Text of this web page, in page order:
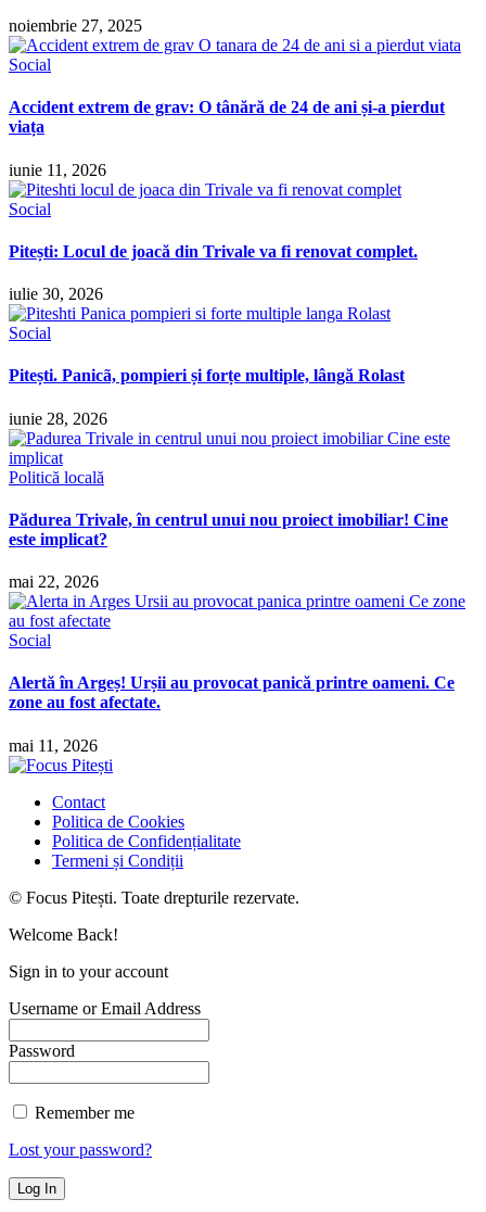
noiembrie 27, 2025
Social
Accident extrem de grav: O tânără de 24 de ani și-a pierdut
viața
iunie 11, 2026
Social
Pitești: Locul de joacă din Trivale va fi renovat complet.
iulie 30, 2026
Social
Pitești. Panicã, pompieri și forțe multiple, lângă Rolast
iunie 28, 2026
Politică locală
Pădurea Trivale, în centrul unui nou proiect imobiliar! Cine
este implicat?
mai 22, 2026
Social
Alertă în Argeș! Urșii au provocat panică printre oameni. Ce
zone au fost afectate.
mai 11, 2026
Contact
Politica de Cookies
Politica de Confidențialitate
Termeni și Condiții
© Focus Pitești. Toate drepturile rezervate.
Welcome Back!
Sign in to your account
Username or Email Address
Password
Remember me
Lost your password?